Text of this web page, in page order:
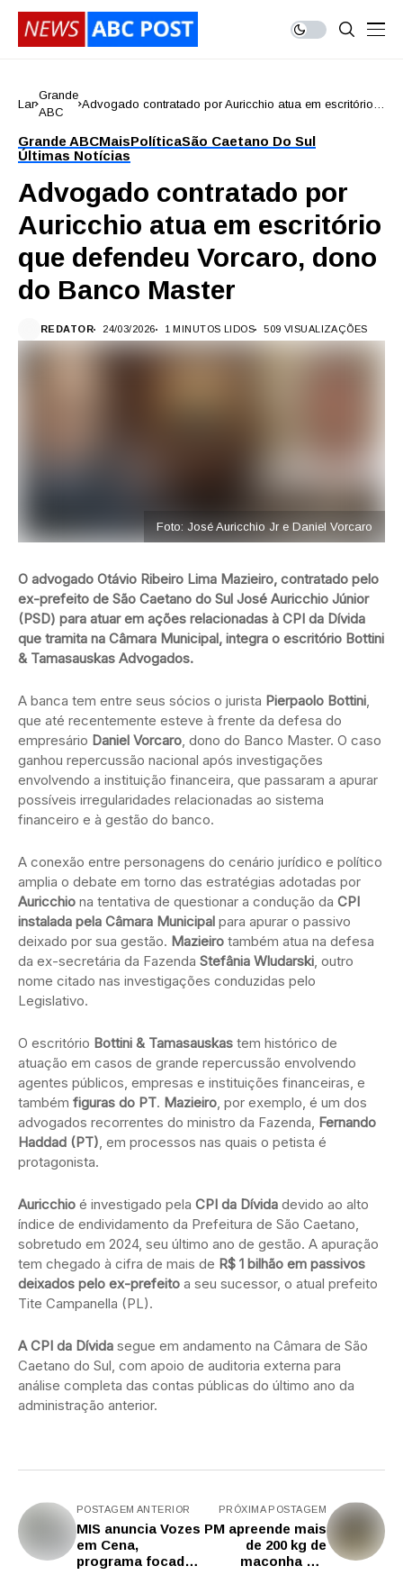
Lar
Grande
ABC
Advogado contratado por Auricchio atua em escritório
Grande ABCMaisPolíticaSão Caetano Do Sul
Últimas Notícias
Advogado contratado por
Auricchio atua em escritório
que defendeu Vorcaro, dono
do Banco Master
REDATOR 24/03/2026 1 MINUTOS LIDOS 509 VISUALIZAÇÕES
Foto: José Auricchio Jr e Daniel Vorcaro
O advogado Otávio Ribeiro Lima Mazieiro, contratado pelo
ex-prefeito de São Caetano do Sul José Auricchio Júnior
(PSD) para atuar em ações relacionadas à CPI da Dívida
que tramita na Câmara Municipal, integra o escritório Bottini
& Tamasauskas Advogados.
A banca tem entre seus sócios o jurista Pierpaolo Bottini,
que até recentemente esteve à frente da defesa do
empresário Daniel Vorcaro, dono do Banco Master. O caso
ganhou repercussão nacional após investigações
envolvendo a instituição financeira, que passaram a apurar
possíveis irregularidades relacionadas ao sistema
financeiro e à gestão do banco.
A conexão entre personagens do cenário jurídico e político
amplia o debate em torno das estratégias adotadas por
Auricchio na tentativa de questionar a condução da CPI
instalada pela Câmara Municipal para apurar o passivo
deixado por sua gestão. Mazieiro também atua na defesa
da ex-secretária da Fazenda Stefânia Wludarski, outro
nome citado nas investigações conduzidas pelo
Legislativo.
O escritório Bottini & Tamasauskas tem histórico de
atuação em casos de grande repercussão envolvendo
agentes públicos, empresas e instituições financeiras, e
também figuras do PT. Mazieiro, por exemplo, é um dos
advogados recorrentes do ministro da Fazenda, Fernando
Haddad (PT), em processos nas quais o petista é
protagonista.
Auricchio é investigado pela CPI da Dívida devido ao alto
índice de endividamento da Prefeitura de São Caetano,
sobretudo em 2024, seu último ano de gestão. A apuração
tem chegado à cifra de mais de R$ 1 bilhão em passivos
deixados pelo ex-prefeito a seu sucessor, o atual prefeito
Tite Campanella (PL).
A CPI da Dívida segue em andamento na Câmara de São
Caetano do Sul, com apoio de auditoria externa para
análise completa das contas públicas do último ano da
administração anterior.
POSTAGEM ANTERIOR
MIS anuncia Vozes
em Cena,
programa focado
PRÓXIMA POSTAGEM
PM apreende mais
de 200 kg de
maconha em